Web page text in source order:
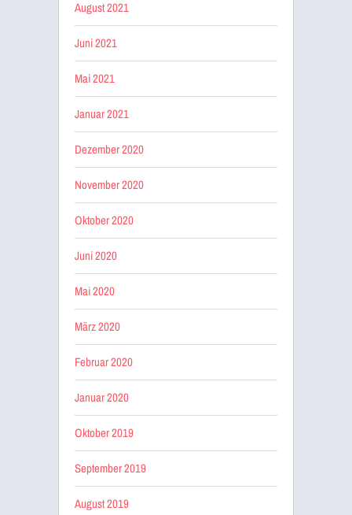
August 2021
Juni 2021
Mai 2021
Januar 2021
Dezember 2020
November 2020
Oktober 2020
Juni 2020
Mai 2020
März 2020
Februar 2020
Januar 2020
Oktober 2019
September 2019
August 2019